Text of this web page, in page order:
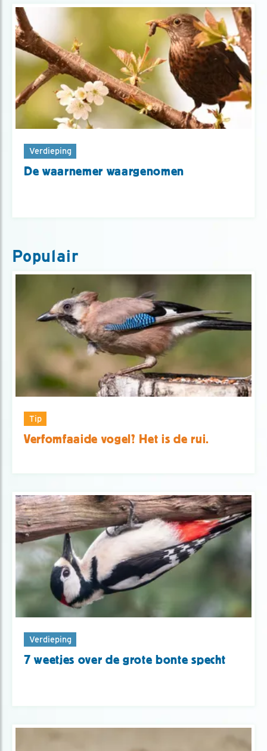
Verdieping
De waarnemer waargenomen
Populair
Tip
Verfomfaaide vogel? Het is de rui.
Verdieping
7 weetjes over de grote bonte specht